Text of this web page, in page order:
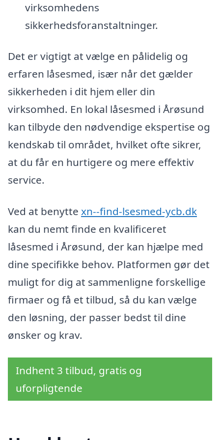
virksomhedens
sikkerhedsforanstaltninger.
Det er vigtigt at vælge en pålidelig og
erfaren låsesmed, især når det gælder
sikkerheden i dit hjem eller din
virksomhed. En lokal låsesmed i Årøsund
kan tilbyde den nødvendige ekspertise og
kendskab til området, hvilket ofte sikrer,
at du får en hurtigere og mere effektiv
service.
Ved at benytte xn--find-lsesmed-ycb.dk
kan du nemt finde en kvalificeret
låsesmed i Årøsund, der kan hjælpe med
dine specifikke behov. Platformen gør det
muligt for dig at sammenligne forskellige
firmaer og få et tilbud, så du kan vælge
den løsning, der passer bedst til dine
ønsker og krav.
Indhent 3 tilbud, gratis og
uforpligtende